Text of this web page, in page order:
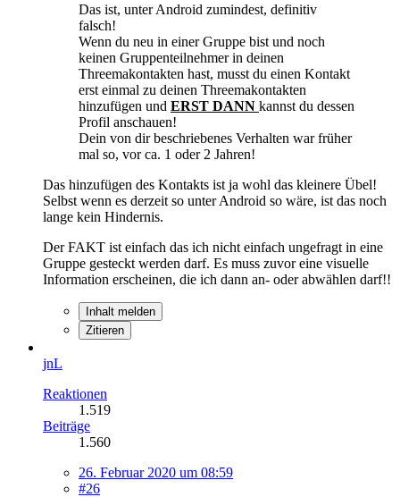
Das ist, unter Android zumindest, definitiv
falsch!
Wenn du neu in einer Gruppe bist und noch
keinen Gruppenteilnehmer in deinen
Threemakontakten hast, musst du einen Kontakt
erst einmal zu deinen Threemakontakten
hinzufügen und ERST DANN kannst du dessen
Profil anschauen!
Dein von dir beschriebenes Verhalten war früher
mal so, vor ca. 1 oder 2 Jahren!
Das hinzufügen des Kontakts ist ja wohl das kleinere Übel!
Selbst wenn es derzeit so unter Android so wäre, ist das noch
lange kein Hindernis.
Der FAKT ist einfach das ich nicht einfach ungefragt in eine
Gruppe gesteckt werden darf. Es muss zuvor eine visuelle
Information erscheinen, die ich dann an- oder abwählen darf!!
Inhalt melden
Zitieren
jnL
Reaktionen
1.519
Beiträge
1.560
26. Februar 2020 um 08:59
#26